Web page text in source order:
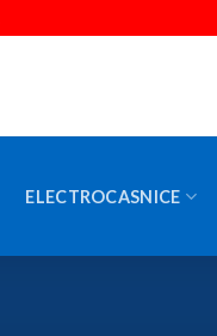
ELECTROCASNICE